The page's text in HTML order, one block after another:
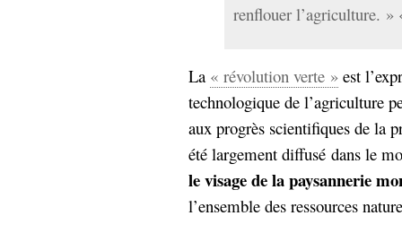
renflouer l’agriculture.
La « révolution verte » est
technologique de l’agriculture
aux progrès scientifiques de la
été largement diffusé dans le
le visage de la paysannerie
l’ensemble des ressources